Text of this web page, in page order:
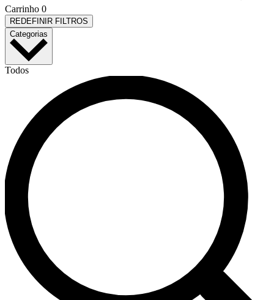
Carrinho 0
REDEFINIR FILTROS
Categorias
Todos